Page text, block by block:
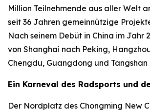
Million Teilnehmende aus aller Welt
seit 36 Jahren gemeinnützige
Nach seinem Debüt in China im Jahr
von Shanghai nach Peking,
Chengdu, Guangdong und
Ein Karneval des Radsports und
Der Nordplatz des Chongming New